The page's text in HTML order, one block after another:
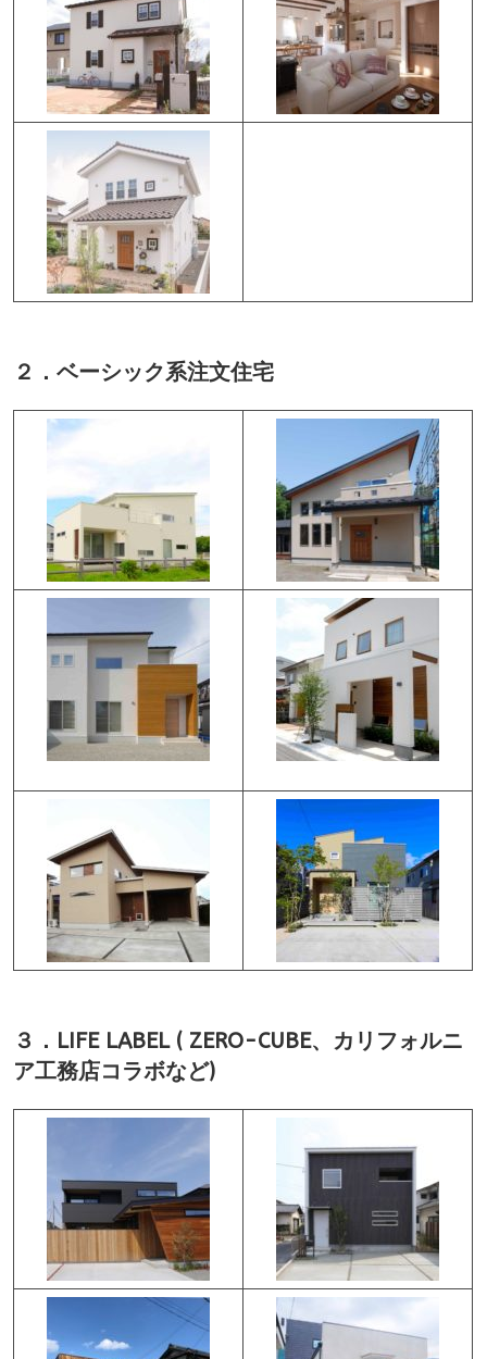
２．ベーシック系注文住宅
３．LIFE LABEL ( ZERO-CUBE、カリフォルニ
ア工務店コラボなど)